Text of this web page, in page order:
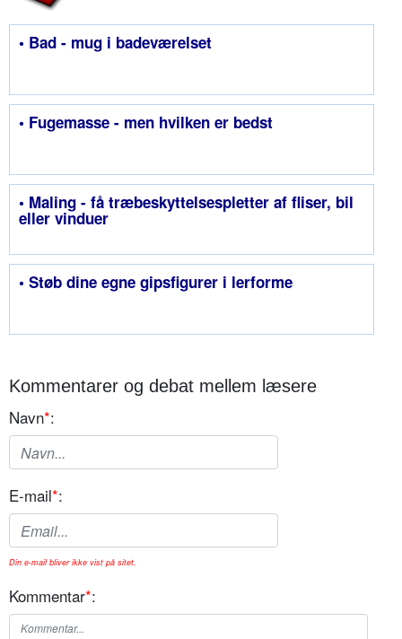
• Bad - mug i badeværelset
• Fugemasse - men hvilken er bedst
• Maling - få træbeskyttelsespletter af fliser, bil
eller vinduer
• Støb dine egne gipsfigurer i lerforme
Kommentarer og debat mellem læsere
Navn*:
E-mail*:
Din e-mail bliver ikke vist på sitet.
Kommentar*: